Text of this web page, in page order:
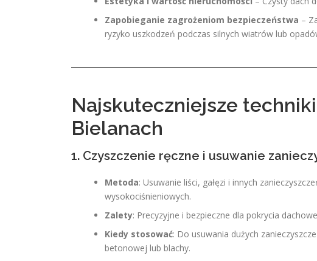
Zapobieganie zagrożeniom bezpieczeństwa –
ryzyko uszkodzeń podczas silnych wiatrów lub
Najskuteczniejsze
Bielanach
1. Czyszczenie ręczne i usuwanie
Metoda: Usuwanie liści, gałęzi i innych
wysokociśnieniowych.
Zalety: Precyzyjne i bezpieczne dla pokrycia
Kiedy stosować: Do usuwania dużych
betonowej lub blachy.